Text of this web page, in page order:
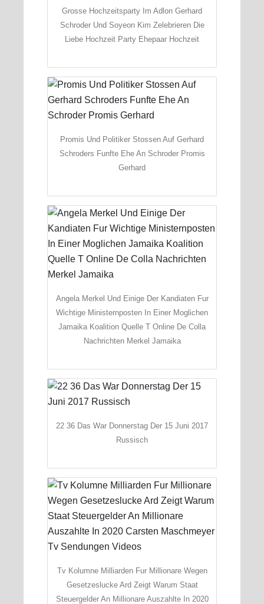
Grosse Hochzeitsparty Im Adlon Gerhard
Schroder Und Soyeon Kim Zelebrieren Die
Liebe Hochzeit Party Ehepaar Hochzeit
Promis Und Politiker Stossen Auf Gerhard
Schroders Funfte Ehe An Schroder Promis
Gerhard
Angela Merkel Und Einige Der Kandiaten Fur
Wichtige Ministernposten In Einer Moglichen
Jamaika Koalition Quelle T Online De Colla
Nachrichten Merkel Jamaika
22 36 Das War Donnerstag Der 15 Juni 2017
Russisch
Tv Kolumne Milliarden Fur Millionare Wegen
Gesetzeslucke Ard Zeigt Warum Staat
Steuergelder An Millionare Auszahlte In 2020